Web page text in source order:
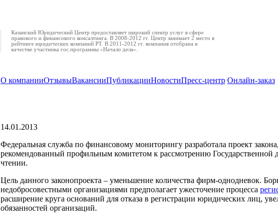
Казанский Юридический Центр предоставляет широкий спектр услуг в сфере
правового и финансового консалтинга. В 2008-2012 гг. Центр занимает 2 место в
рейтинге юридических компаний РТ. В 2011-2012 гг. компания отобрана в
качестве участника гос.программы «Начало дела».
О компанииОтзывыВакансииПубликацииНовостиПресс-центр Онлайн-заказ
14.01.2013
Федеральная служба по финансовому мониторингу разработала проект закона,
рекомендованный профильным комитетом к рассмотрению Государственной
чтении.
Цель данного законопроекта – уменьшение количества фирм-однодневок.
недобросовестными организациями предполагает ужесточение процесса
расширение круга оснований для отказа в регистрации юридических лиц,
обязанностей организаций.